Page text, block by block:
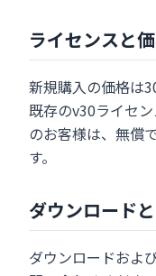
ライセンスと
新規購入の価格は
既存のv30ライセ
のお客様は、無償
す。
ダウンロード
ダウンロードおよ